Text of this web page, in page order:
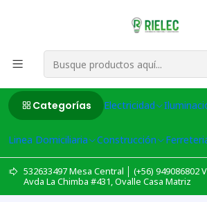
Categorías Electricidad
Linea Domiciliaria Construcción
532633497 Mesa Central │ (+56) 949086802
Avda La Chimba #431, Ovalle Casa Matriz